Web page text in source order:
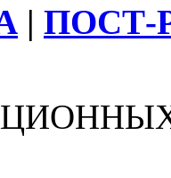
| ПОСТ-